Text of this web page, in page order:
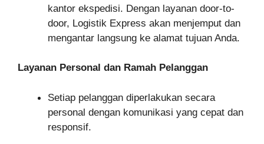
kantor ekspedisi. Dengan layanan door-to-
door, Logistik Express akan menjemput dan
mengantar langsung ke alamat tujuan Anda.
Layanan Personal dan Ramah Pelanggan
Setiap pelanggan diperlakukan secara
personal dengan komunikasi yang cepat dan
responsif.